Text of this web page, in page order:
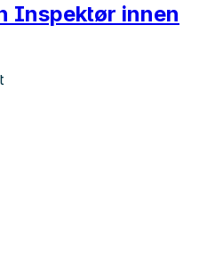
Inspektør innen